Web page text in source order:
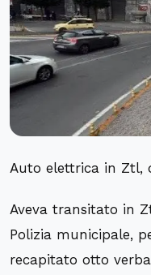
Auto elettrica in Ztl,
Aveva transitato in
Polizia municipale,
recapitato otto